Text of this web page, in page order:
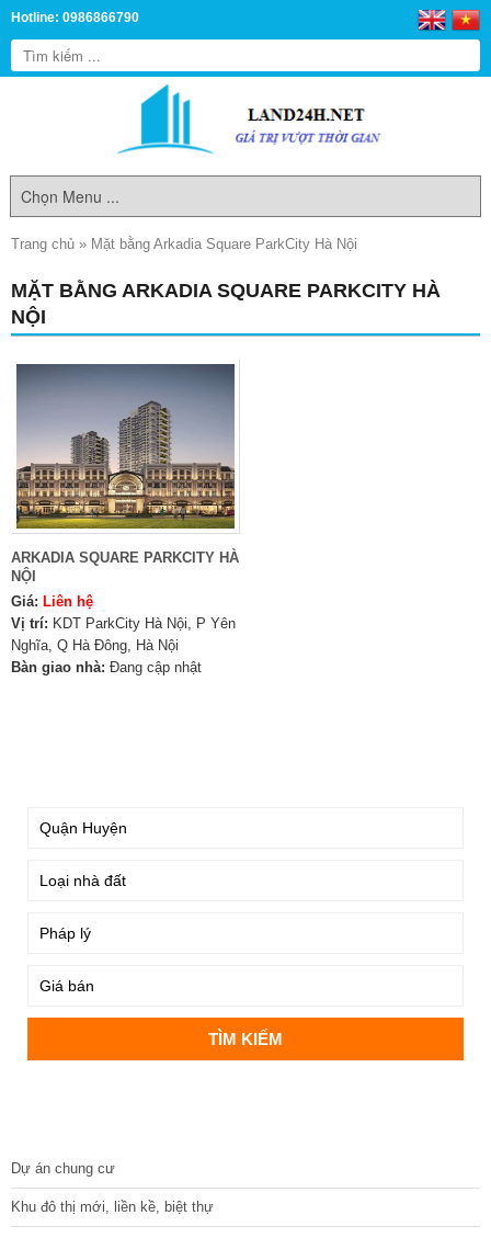
Hotline: 0986866790
Trang chủ » Mặt bằng Arkadia Square ParkCity Hà Nội
MẶT BẰNG ARKADIA SQUARE PARKCITY HÀ
NỘI
ARKADIA SQUARE PARKCITY HÀ
NỘI
Giá: Liên hệ
Vị trí: KDT ParkCity Hà Nội, P Yên
Nghĩa, Q Hà Đông, Hà Nội
Bàn giao nhà: Đang cập nhật
Dự án chung cư
Khu đô thị mới, liền kề, biệt thự